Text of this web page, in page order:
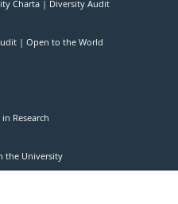
Charta Diversity Audit
Open to the World
in Research
the University